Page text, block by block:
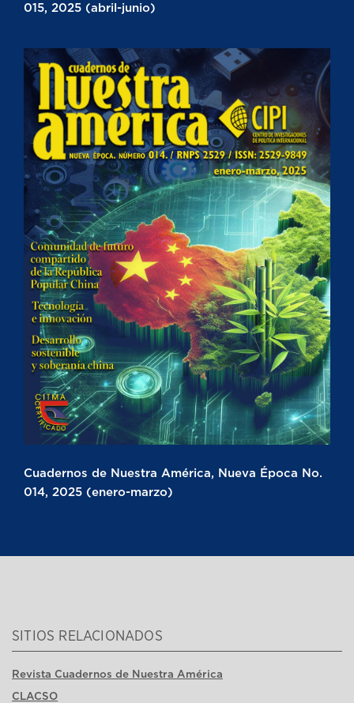
015, 2025 (abril-junio)
Cuadernos de Nuestra América, Nueva Época No.
014, 2025 (enero-marzo)
SITIOS RELACIONADOS
Revista Cuadernos de Nuestra América
CLACSO